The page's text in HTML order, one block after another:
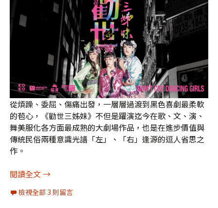
從煩躁、委屈、傷痛出發，一層層過渡到黑色喜劇最柔軟
的苞心，《勸世三姊妹》不但是躍演迄今在歌、文、演、
舞美服化各方面最成熟的大劇場作品，也是在進步價值與
傳統民俗兩種意識光譜「左」、「右」逢源的逗人省思之
作。
閱讀全文[劇評]《勸世三姊妹》：躍演迄今最成熟的大劇場
→
檢視全部 3 則留言